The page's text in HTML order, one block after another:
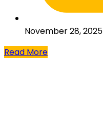
November 28, 2025
Read More